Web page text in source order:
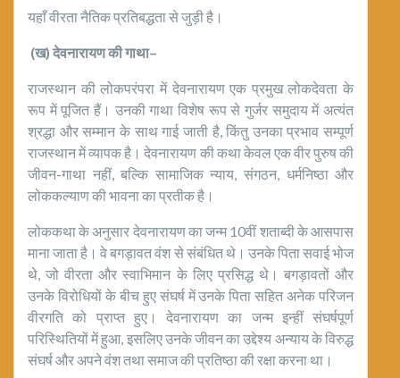
यहाँ वीरता नैतिक प्रतिबद्धता से जुड़ी है।
(ख) देवनारायण की गाथा–
राजस्थान की लोकपरंपरा में देवनारायण एक प्रमुख लोकदेवता के
रूप में पूजित हैं। उनकी गाथा विशेष रूप से गुर्जर समुदाय में अत्यंत
श्रद्धा और सम्मान के साथ गाई जाती है, किंतु उनका प्रभाव सम्पूर्ण
राजस्थान में व्यापक है। देवनारायण की कथा केवल एक वीर पुरुष की
जीवन-गाथा नहीं, बल्कि सामाजिक न्याय, संगठन, धर्मनिष्ठा और
लोककल्याण की भावना का प्रतीक है।
लोककथा के अनुसार देवनारायण का जन्म 10वीं शताब्दी के आसपास
माना जाता है। वे बगड़ावत वंश से संबंधित थे। उनके पिता सवाई भोज
थे, जो वीरता और स्वाभिमान के लिए प्रसिद्ध थे। बगड़ावतों और
उनके विरोधियों के बीच हुए संघर्ष में उनके पिता सहित अनेक परिजन
वीरगति को प्राप्त हुए। देवनारायण का जन्म इन्हीं संघर्षपूर्ण
परिस्थितियों में हुआ, इसलिए उनके जीवन का उद्देश्य अन्याय के विरुद्ध
संघर्ष और अपने वंश तथा समाज की प्रतिष्ठा की रक्षा करना था।